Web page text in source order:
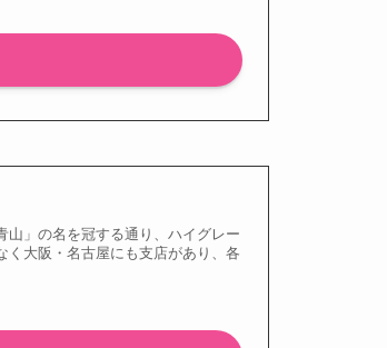
山」の名を冠する通り、ハイグレー
く大阪・名古屋にも支店があり、各